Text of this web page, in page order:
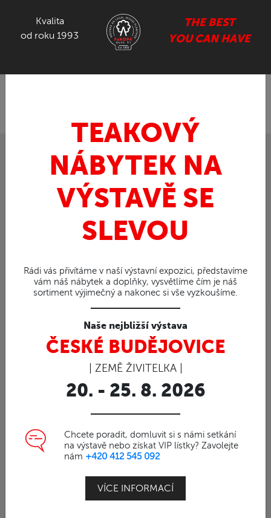
Kvalita
od roku 1993
THE BEST
YOU CAN HAVE
TEAKOVÝ
NÁBYTEK NA
VÝSTAVĚ SE
SLEVOU
Rádi vás přivítáme v naší výstavní expozici, představíme
vám náš nábytek a doplňky, vysvětlíme čím je náš
sortiment výjimečný a nakonec si vše vyzkoušíme.
Naše nejbližší výstava
ČESKÉ BUDĚJOVICE
| ZEMĚ ŽIVITELKA |
20. - 25. 8. 2026
Chcete poradit, domluvit si s námi setkání
na výstavě nebo získat VIP lístky? Zavolejte
nám +420 412 545 092
VÍCE INFORMACÍ
GASTRO NÁBYTEK
95%
Obj. číslo | 80102
Křeslo z přírodniho ratanu
Křeslo z přírodního ratanu
125x92x74cm
Nábytek z přírodního ratanu
Luxusní ratanové křeslo z přírodního ratanu
Výplet z přírodního ratanu